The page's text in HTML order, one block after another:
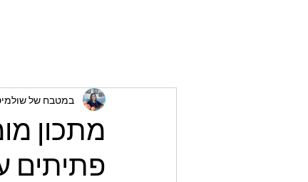
מתכון
פתיתים
במטבח של